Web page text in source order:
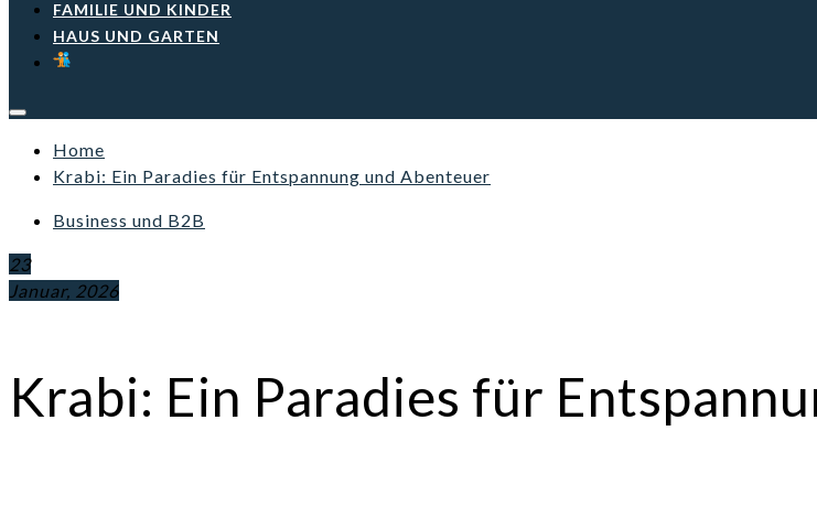
FAMILIE UND KINDER
HAUS UND GARTEN
Home
Krabi: Ein Paradies für Entspannung und Abenteuer
Business und B2B
23
Januar, 2026
Krabi: Ein Paradies für